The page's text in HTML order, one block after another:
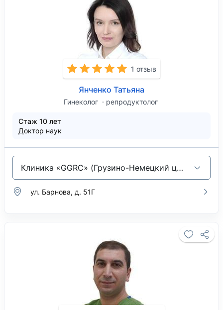
1 отзыв
Янченко Татьяна
Гинеколог репродуктолог
Стаж 10 лет
Доктор наук
Клиника «GGRC» (Грузино-Немецкий центр репродуктивной медицины)
ул. Барнова, д. 51Г